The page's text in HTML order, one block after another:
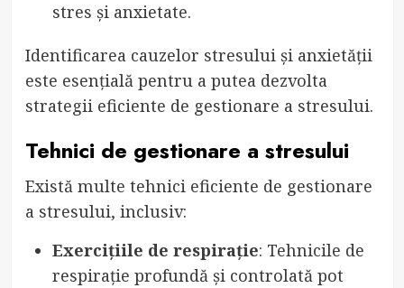
stres și anxietate.
Identificarea cauzelor stresului și anxietății
este esențială pentru a putea dezvolta
strategii eficiente de gestionare a stresului.
Tehnici de gestionare a stresului
Există multe tehnici eficiente de gestionare
a stresului, inclusiv:
Exercițiile de respirație: Tehnicile de
respirație profundă și controlată pot